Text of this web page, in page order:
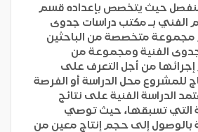
حيث يتخصص بإعداده قسم
بـمكتب دراسات جدوى
متخصصة من الباحثين
الفنية ومجموعة من
إجرائها من أجل التعرف على
للمشروع محل الدراسة أو الفرصة
الدراسة الفنية على نتائج
التي تسبقها، حيث توصي
بالوصول إلى حجم إنتاج معين من